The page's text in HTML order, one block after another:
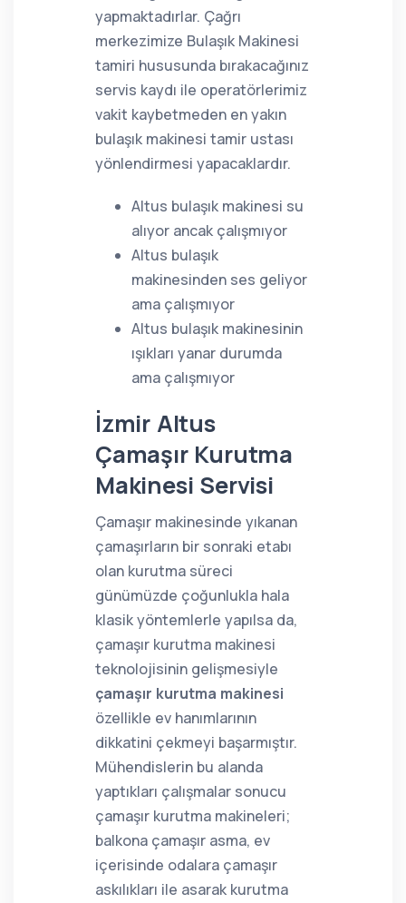
yapmaktadırlar. Çağrı
merkezimize Bulaşık Makinesi
tamiri hususunda bırakacağınız
servis kaydı ile operatörlerimiz
vakit kaybetmeden en yakın
bulaşık makinesi tamir ustası
yönlendirmesi yapacaklardır.
Altus bulaşık makinesi su
alıyor ancak çalışmıyor
Altus bulaşık
makinesinden ses geliyor
ama çalışmıyor
Altus bulaşık makinesinin
ışıkları yanar durumda
ama çalışmıyor
İzmir Altus
Çamaşır Kurutma
Makinesi Servisi
Çamaşır makinesinde yıkanan
çamaşırların bir sonraki etabı
olan kurutma süreci
günümüzde çoğunlukla hala
klasik yöntemlerle yapılsa da,
çamaşır kurutma makinesi
teknolojisinin gelişmesiyle
çamaşır kurutma makinesi
özellikle ev hanımlarının
dikkatini çekmeyi başarmıştır.
Mühendislerin bu alanda
yaptıkları çalışmalar sonucu
çamaşır kurutma makineleri;
balkona çamaşır asma, ev
içerisinde odalara çamaşır
askılıkları ile asarak kurutma